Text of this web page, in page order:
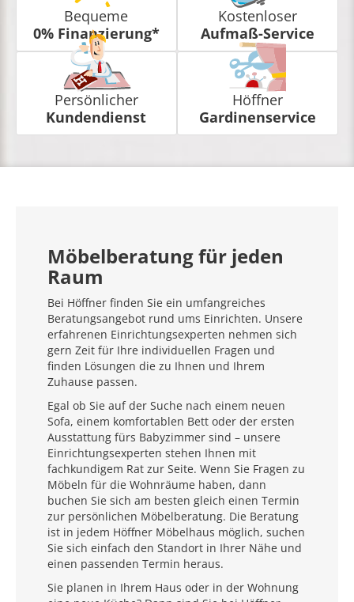
Bequeme
0% Finanzierung*
Kostenloser
Aufmaß-Service
Persönlicher
Kundendienst
Höffner
Gardinenservice
Möbelberatung für jeden
Raum
Bei Höffner finden Sie ein umfangreiches
Beratungsangebot rund ums Einrichten. Unsere
erfahrenen Einrichtungsexperten nehmen sich
gern Zeit für Ihre individuellen Fragen und
finden Lösungen die zu Ihnen und Ihrem
Zuhause passen.
Egal ob Sie auf der Suche nach einem neuen
Sofa, einem komfortablen Bett oder der ersten
Ausstattung fürs Babyzimmer sind – unsere
Einrichtungsexperten stehen Ihnen mit
fachkundigem Rat zur Seite. Wenn Sie Fragen zu
Möbeln für die Wohnräume haben, dann
buchen Sie sich am besten gleich einen Termin
zur persönlichen Möbelberatung. Die Beratung
ist in jedem Höffner Möbelhaus möglich, suchen
Sie sich einfach den Standort in Ihrer Nähe und
einen passenden Termin heraus.
Sie planen in Ihrem Haus oder in der Wohnung